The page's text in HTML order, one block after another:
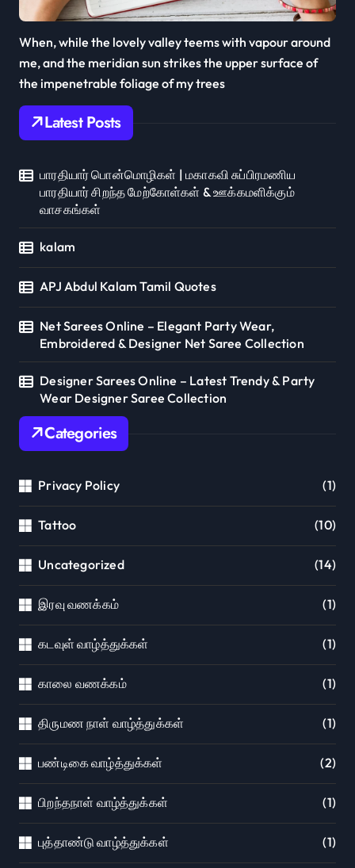
When, while the lovely valley teems with vapour around
me, and the meridian sun strikes the upper surface of
the impenetrable foliage of my trees
Latest Posts
பாரதியார் பொன்மொழிகள் | மகாகவி சுப்பிரமணிய
பாரதியார் சிறந்த மேற்கோள்கள் & ஊக்கமளிக்கும்
வாசகங்கள்
kalam
APJ Abdul Kalam Tamil Quotes
Net Sarees Online – Elegant Party Wear,
Embroidered & Designer Net Saree Collection
Designer Sarees Online – Latest Trendy & Party
Wear Designer Saree Collection
Categories
Privacy Policy (1)
Tattoo (10)
Uncategorized (14)
இரவு வணக்கம் (1)
கடவுள் வாழ்த்துக்கள் (1)
காலை வணக்கம் (1)
திருமண நாள் வாழ்த்துக்கள் (1)
பண்டிகை வாழ்த்துக்கள் (2)
பிறந்தநாள் வாழ்த்துக்கள் (1)
புத்தாண்டு வாழ்த்துக்கள் (1)